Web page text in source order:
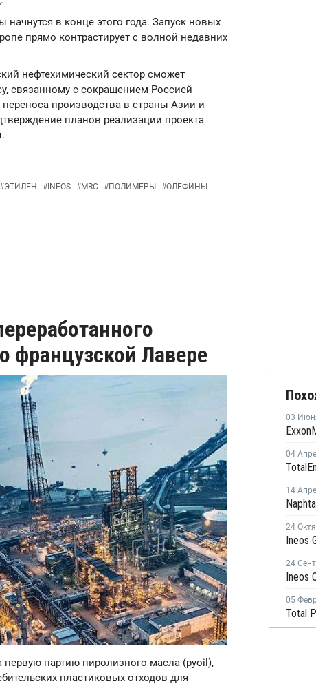
в конце этого года. Запуск новых
прямо контрастирует с волной недавних
нефтехимический сектор сможет
связанному с сокращением Россией
производства в страны Азии и
планов реализации проекта
#ЭТИЛЕН #INEOS #MRC #ПОЛИМЕРЫ #ОЛЕФИНЫ
французской Лавере
партию пиролизного масла (pyoil),
пластиковых отходов для
03
04
14
24
24
05